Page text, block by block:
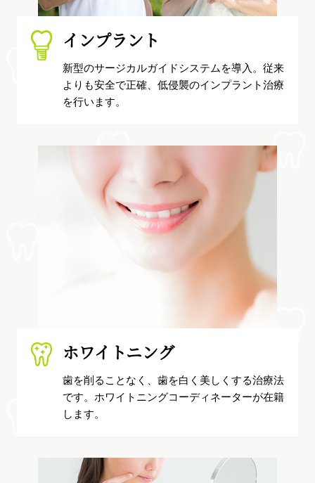
インプラント
新型のサージカルガイドシステムを導入。従来
よりも安全で正確、低侵襲のインプラント治療
を行います。
ホワイトニング
歯を削ることなく、歯を白く美しくする治療法
です。ホワイトニングコーディネーターが在籍
します。